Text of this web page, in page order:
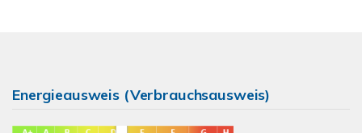
Energieausweis (Verbrauchsausweis)